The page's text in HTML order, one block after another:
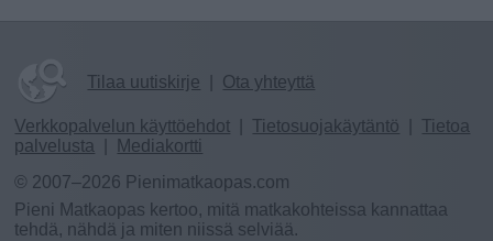
Tilaa uutiskirje Ota yhteyttä
Verkkopalvelun käyttöehdot Tietosuojakäytäntö
Tietoa
palvelusta
Mediakortti
© 2007–2026 Pienimatkaopas.com
Pieni Matkaopas kertoo, mitä matkakohteissa kannattaa
tehdä, nähdä ja miten niissä selviää.